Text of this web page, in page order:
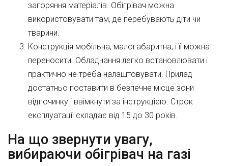
загоряння матеріалів. Обігрівач можна
використовувати там, де перебувають діти чи
тварини.
Конструкція мобільна, малогабаритна, і її можна
переносити. Обладнання легко встановлювати і
практично не треба налаштовувати. Прилад
достатньо поставити в безпечне місце зони
відпочинку і ввімкнути за інструкцією. Строк
експлуатації складає від 15 до 30 років.
На що звернути увагу,
вибираючи обігрівач на газі